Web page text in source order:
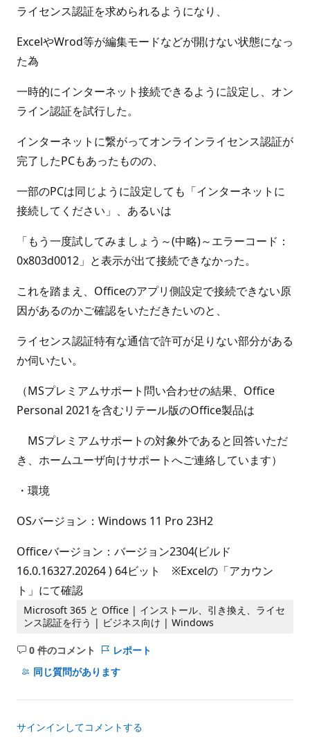
ライセンス認証を求められるようになり、
ExcelやWrod等が編集モードなどが開けない状態になっ
た為
一時的にインターネット接続できるように設定し、オン
ライン認証を試行した。
インターネットに繋がってオンラインライセンス認証が
完了したPCもあったものの、
一部のPCは同じように設定しても「インターネットに
接続してください」、あるいは
「もう一度試してみましょう～(中略)～エラーコード：
0x803d0012」と表示が出て接続できなかった。
これを踏まえ、Officeのアプリ側設定で接続できない原
因があるのかご確認をいただきたいのと、
ライセンス認証特有な通信で許可が足りない部分がある
か伺いたい。
（MSプレミアムサポート問い合わせの結果、Office
Personal 2021を含むリテール版のOffice製品は
MSプレミアムサポートの対象外であると回答いただ
き、ホームユーザ向けサポートへご連絡しています）
・環境
OSバージョン：Windows 11 Pro 23H2
Officeバージョン：バージョン2304(ビルド
16.0.16327.20264 ) 64ビット ※Excelの「アカウン
ト」にて確認
Microsoft 365 と Office | インストール、引き換え、ライセ
ンス認証を行う | ビジネス向け | Windows
0 件のコメント
コ
メ
ト
あ
レポート
同じ質問があります
サインインしてコメントする